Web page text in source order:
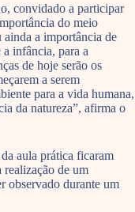
convidado a participar
do meio
ainda a importância de
infância, para a
de hoje serão os
a serem
para a vida humana,
da natureza”, afirma o
aula prática ficaram
de um
observado durante um